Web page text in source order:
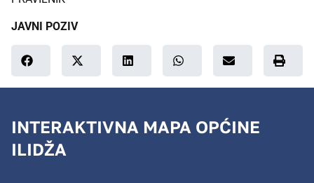
JAVNI POZIV
INTERAKTIVNA MAPA OPĆINE
ILIDŽA